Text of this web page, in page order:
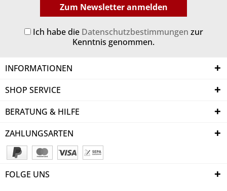
Zum Newsletter anmelden
Ich habe die Datenschutzbestimmungen zur
Kenntnis genommen.
INFORMATIONEN
SHOP SERVICE
BERATUNG & HILFE
ZAHLUNGSARTEN
FOLGE UNS